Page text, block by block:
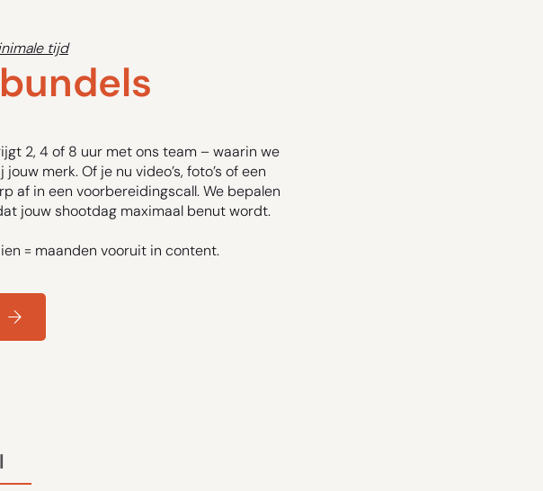
tijd
bundels
2, 4 of 8 uur met ons team – waarin we
merk. Of je nu video’s, foto’s of een
af in een voorbereidingscall. We bepalen
jouw shootdag maximaal benut wordt.
= maanden vooruit in content.